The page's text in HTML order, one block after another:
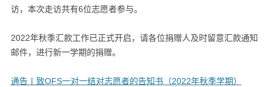
访，本次走访共有6位志愿者参与。
2022年秋季汇款工作已正式开启，请各位捐赠人及时留意汇款通知
邮件，进行新一学期的捐赠。
通告丨致OFS一对一结对志愿者的告知书（2022年秋季学期）